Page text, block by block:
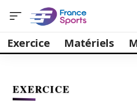
Exercice Matériels
EXERCICE